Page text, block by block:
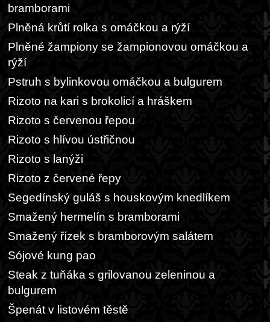
bramborami
Plněná krůtí rolka s omáčkou a rýží
Plněné žampiony se žampionovou omáčkou a
rýží
Pstruh s bylinkovou omáčkou a bulgurem
Rizoto na kari s brokolicí a hráškem
Rizoto s červenou řepou
Rizoto s hlívou ústřičnou
Rizoto s lanýži
Rizoto z červené řepy
Segedínský guláš s houskovým knedlíkem
Smažený hermelín s bramborami
Smažený řízek s bramborovým salátem
Sójové kung pao
Steak z tuňáka s grilovanou zeleninou a
bulgurem
Špenát v listovém těstě